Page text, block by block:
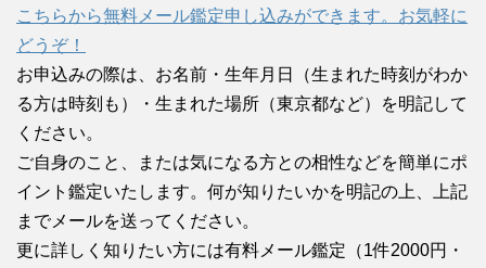
こちらから無料メール鑑定申し込みができます。お気軽に
どうぞ！
お申込みの際は、お名前・生年月日（生まれた時刻がわか
る方は時刻も）・生まれた場所（東京都など）を明記して
ください。
ご自身のこと、または気になる方との相性などを簡単にポ
イント鑑定いたします。何が知りたいかを明記の上、上記
までメールを送ってください。
更に詳しく知りたい方には有料メール鑑定（1件2000円・